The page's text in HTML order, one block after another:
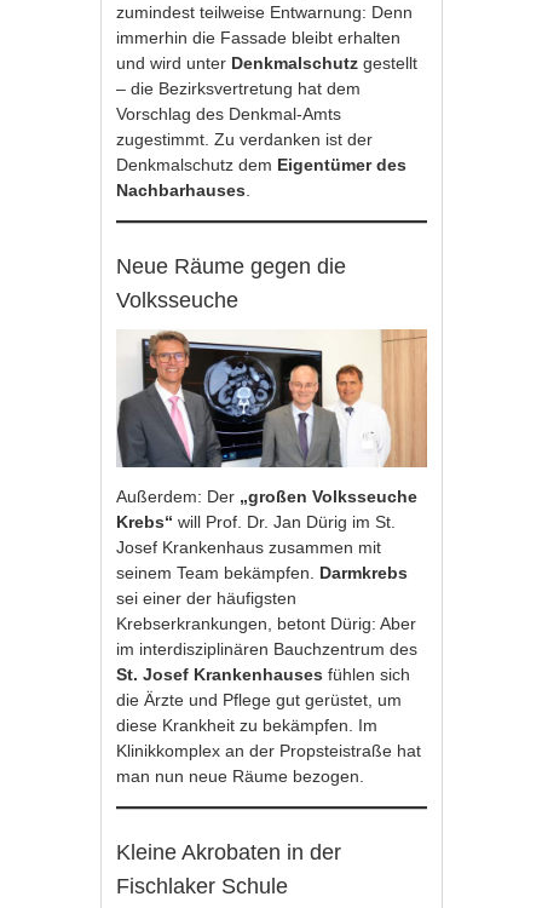
zumindest teilweise Entwarnung: Denn
immerhin die Fassade bleibt erhalten
und wird unter Denkmalschutzgestellt
– die Bezirksvertretung hat dem
Vorschlag des Denkmal-Amts
zugestimmt. Zu verdanken ist der
Denkmalschutz dem Eigentümer des
Nachbarhauses
Neue Räume gegen die
Volksseuche
Außerdem: Der „großen Volksseuche
Krebs“ will Prof. Dr. Jan Dürig im St.
Josef Krankenhaus zusammen mit
seinem Team bekämpfen. Darmkrebs
sei einer der häufigsten
Krebserkrankungen, betont Dürig: Aber
im interdisziplinären Bauchzentrum des
St. Josef Krankenhauses fühlen sich
die Ärzte und Pflege gut gerüstet, um
diese Krankheit zu bekämpfen. Im
Klinikkomplex an der Propsteistraße hat
man nun neue Räume bezogen.
Kleine Akrobaten in der
Fischlaker Schule